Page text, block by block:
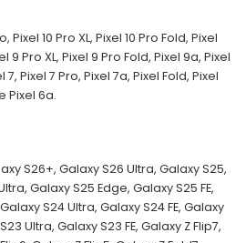
Pixel 10 Pro XL, Pixel 10 Pro Fold, Pixel
9 Pro XL, Pixel 9 Pro Fold, Pixel 9a, Pixel
7, Pixel 7 Pro, Pixel 7a, Pixel Fold, Pixel
Pixel 6a.
S26+, Galaxy S26 Ultra, Galaxy S25,
Galaxy S25 Edge, Galaxy S25 FE,
S24 Ultra, Galaxy S24 FE, Galaxy
Ultra, Galaxy S23 FE, Galaxy Z Flip7,